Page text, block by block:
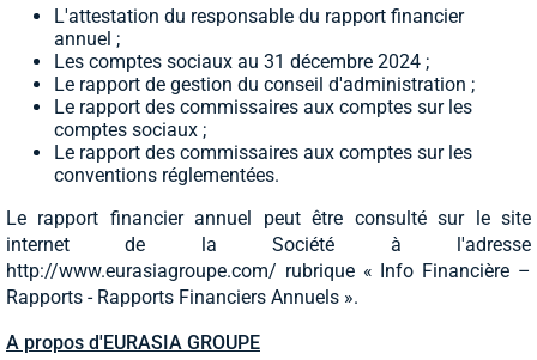
L'attestation du responsable du rapport financier
annuel ;
Les comptes sociaux au 31 décembre 2024 ;
Le rapport de gestion du conseil d'administration ;
Le rapport des commissaires aux comptes sur les
comptes sociaux ;
Le rapport des commissaires aux comptes sur les
conventions réglementées.
Le rapport financier annuel peut être consulté sur le site
internet de la Société à l'adresse
http://www.eurasiagroupe.com/ rubrique « Info Financière –
Rapports - Rapports Financiers Annuels ».
A propos d'EURASIA GROUPE